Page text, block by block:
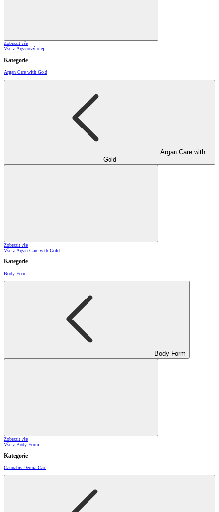
Zobrazit vše
Vše z Arganový olej
Kategorie
Argan Care with Gold
Argan Care with
Gold
Zobrazit vše
Vše z Argan Care with Gold
Kategorie
Body Form
Body Form
Zobrazit vše
Vše z Body Form
Kategorie
Cannabis Derma Care